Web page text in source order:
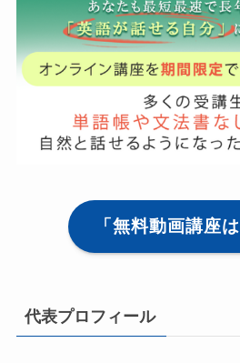
「無料動画講座
代表プロフィール